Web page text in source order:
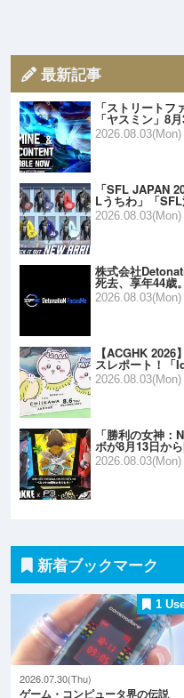
最新記事
「ストリート
「ヤスミン」8
2026.08.03(Mon)
「SFL JAPAN
Lうちわ」「
2026.08.03(Mon)
株式会社
死去、享年44歳。
2026.08.03(Mon)
【ACGHK
スレポート！
2026.08.03(Mon)
「勝利の女神
ボが8月13日か
2026.08.03(Mon)
新着ブックマーク
1
2026.07.30(Thu)
ゲーム・コンピュータ界の伝説